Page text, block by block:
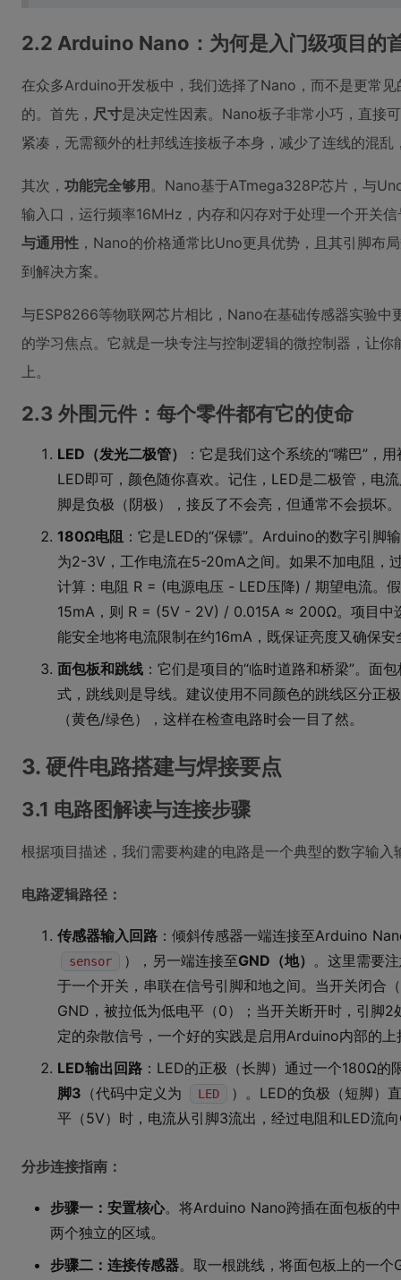
2.2 Arduino Nano：为何是入门级项目的
在众多Arduino开发板中，我们选择了Nano，而不是更常
的。首先， 尺寸是决定性因素。Nano板子非常小巧，直接
紧凑，无需额外的杜邦线连接板子本身，减少了连线的混
其次， 功能完全够用 。Nano基于ATmega328P芯片，与
输入口，运行频率16MHz，内存和闪存对于处理一个开关
与通用性 ，Nano的价格通常比Uno更具优势，且其引脚布
到解决方案。
与ESP8266等物联网芯片相比，Nano在基础传感器实验中
的学习焦点。它就是一块专注与控制逻辑的微控制器，让
上。
2.3 外围元件：每个零件都有它的使命
LED（发光二极管）
：它是我们这个系统的“嘴巴”，
LED即可，颜色随你喜欢。记住，LED是二极管，电
脚是负极（阴极），接反了不会亮，但通常不会损坏。
180Ω电阻 ：它是LED的“保镖”。Arduino的数字引脚
为2-3V，工作电流在5-20mA之间。如果不加电阻，
计算：电阻 R = (电源电压 - LED压降) / 期望电流。
15mA，则 R = (5V - 2V) / 0.015A ≈ 200Ω。项目中
能安全地将电流限制在约16mA，既保证亮度又确保安
面包板和跳线 ：它们是项目的“临时道路和桥梁”。面
式，跳线则是导线。建议使用不同颜色的跳线区分正
（黄色/绿色），这样在检查电路时会一目了然。
3. 硬件电路搭建与焊接要点
3.1 电路图解读与连接步骤
根据项目描述，我们需要构建的电路是一个典型的数字输
电路逻辑路径：
传感器输入回路 ：倾斜传感器一端连接至Arduino
sensor ），另一端连接至GND（地） 。这里需要
于一个开关，串联在信号引脚和地之间。当开关闭合
GND，被拉低为低电平（0）；当开关断开时，引脚2
定的杂散信号，一个好的实践是启用Arduino内部的上
LED输出回路 ：LED的正极（长脚）通过一个180Ω
脚3 （代码中定义为 LED
）。LED的负极（短脚）
平（5V）时，电流从引脚3流出，经过电阻和LED流
分步连接指南：
步骤一：安置核心。将Arduino Nano跨插在面包板的
两个独立的区域。
步骤二：连接传感器。取一根跳线，将面包板上的一个